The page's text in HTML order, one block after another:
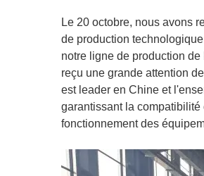
Le 20 octobre, nous avons
de production
notre ligne de production
reçu une grande attention
est leader en Chine et
garantissant la
fonctionnement des